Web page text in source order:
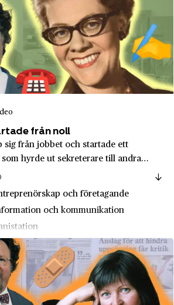
Högdalen
Hötorget
Iggesund
Insjön
Jakobsberg
Järfälla
Jönköping
Kalmar
Kalmar län
Karlskoga
Karlskrona
Karlstad
från noll
sig från jobbet och startade ett
hyrde ut sekreterare till andra
olagligt med privat arbetsförmedling.
privat pers...
och företagande
och kommunikation